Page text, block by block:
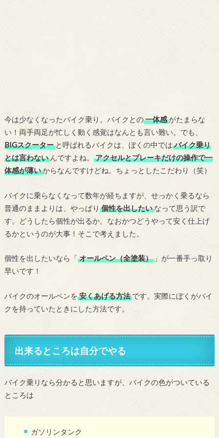
今は少なくなったバイク乗り。バイクとの一体感がたまらな
い！両手両足が忙しく動く感覚はなんとも言い難い。でも、
BIGスクーターと呼ばれるバイクは、ぼくの中では バイク乗り
とは言わないんですよね。
アクセルとブレーキだけの操作で一
体感が薄いからなんですけどね。ちょっとしたこだわり（笑）
バイクに乗らなくなって数年が経ちますが、せっかく乗るなら
普通のままよりは、やっぱり 個性を出したいなって思う訳で
す。どうしたら個性が出るか。なおかつどうやって安く仕上げ
るかというのが大事！そこで考えました。
個性を出したいなら「 オールペン（全塗装）」が一番手っ取り
早いです！
バイクのオールペンを 安くあげる方法です。実際にぼくがバイ
クを持っていたときにした方法です。
出来るところは自分でやる
バイク乗りなら分かると思いますが、バイクの色がついている
ところは
ガソリンタンク